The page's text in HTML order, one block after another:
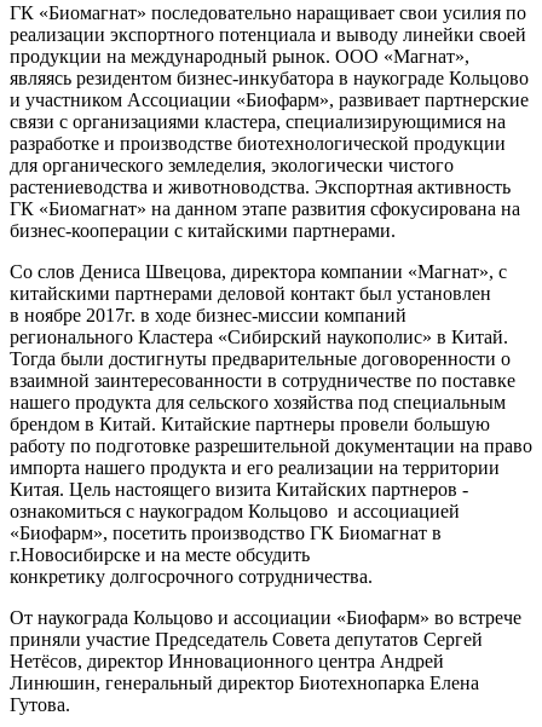
ГК «Биомагнат» последовательно наращивает свои усилия по
реализации экспортного потенциала и выводу линейки своей
продукции на международный рынок. ООО «Магнат»,
являясь резидентом бизнес-инкубатора в наукограде Кольцово
и участником Ассоциации «Биофарм», развивает партнерские
связи с организациями кластера, специализирующимися на
разработке и производстве биотехнологической продукции
для органического земледелия, экологически чистого
растениеводства и животноводства. Экспортная активность
ГК «Биомагнат» на данном этапе развития сфокусирована на
бизнес-кооперации с китайскими партнерами.
Со слов Дениса Швецова, директора компании «Магнат», с
китайскими партнерами деловой контакт был установлен
в ноябре 2017г. в ходе бизнес-миссии компаний
регионального Кластера «Сибирский наукополис» в Китай.
Тогда были достигнуты предварительные договоренности о
взаимной заинтересованности в сотрудничестве по поставке
нашего продукта для сельского хозяйства под специальным
брендом в Китай. Китайские партнеры провели большую
работу по подготовке разрешительной документации на право
импорта нашего продукта и его реализации на территории
Китая. Цель настоящего визита Китайских партнеров -
ознакомиться с наукоградом Кольцово и ассоциацией
«Биофарм», посетить производство ГК Биомагнат в
г.Новосибирске и на месте обсудить
конкретику долгосрочного сотрудничества.
От наукограда Кольцово и ассоциации «Биофарм» во встрече
приняли участие Председатель Совета депутатов Сергей
Нетёсов, директор Инновационного центра Андрей
Линюшин, генеральный директор Биотехнопарка Елена
Гутова.